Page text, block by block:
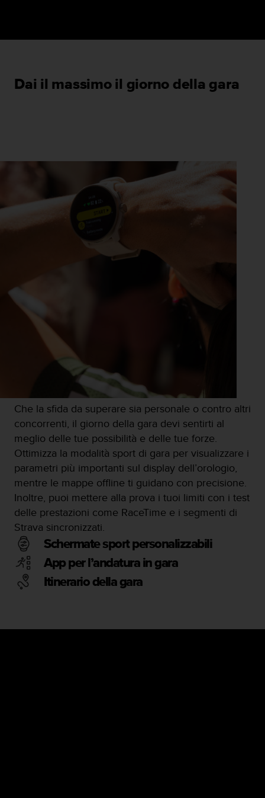
Dai il massimo il giorno della gara
Che la sfida da superare sia personale o contro altri
concorrenti, il giorno della gara devi sentirti al
meglio delle tue possibilità e delle tue forze.
Ottimizza la modalità sport di gara per visualizzare i
parametri più importanti sul display dell’orologio,
mentre le mappe offline ti guidano con precisione.
Inoltre, puoi mettere alla prova i tuoi limiti con i test
delle prestazioni come RaceTime e i segmenti di
Strava sincronizzati.
Schermate sport personalizzabili
App per l’andatura in gara
Itinerario della gara